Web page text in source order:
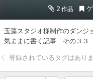
2 作品
玉藻スタジオ様制作のダンジ
気ままに書く記事　その３３